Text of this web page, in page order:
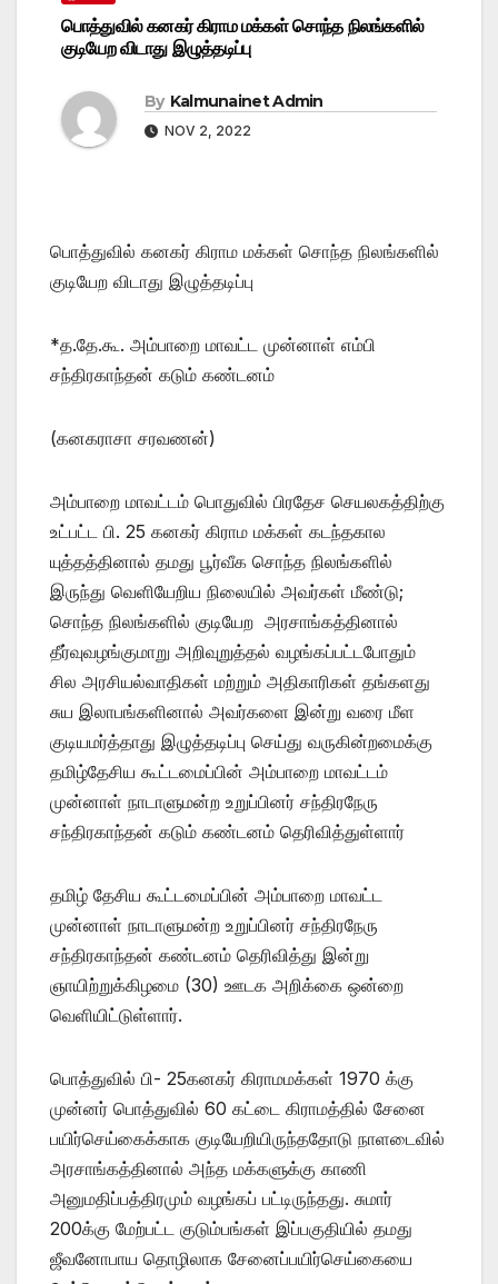
பொத்துவில் கனகர் கிராம மக்கள் சொந்த நிலங்களில்
குடியேற விடாது இழுத்தடிப்பு
By Kalmunainet Admin
NOV 2, 2022
பொத்துவில் கனகர் கிராம மக்கள் சொந்த நிலங்களில்
குடியேற விடாது இழுத்தடிப்பு
*த.தே.கூ. அம்பாறை மாவட்ட முன்னாள் எம்பி
சந்திரகாந்தன் கடும் கண்டனம்
(கனகராசா சரவணன்)
அம்பாறை மாவட்டம் பொதுவில் பிரதேச செயலகத்திற்கு
உட்பட்ட பி. 25 கனகர் கிராம மக்கள் கடந்தகால
யுத்தத்தினால் தமது பூர்வீக சொந்த நிலங்களில்
இருந்து வெளியேறிய நிலையில் அவர்கள் மீண்டு;
சொந்த நிலங்களில் குடியேற அரசாங்கத்தினால்
தீர்வுவழங்குமாறு அறிவுறுத்தல் வழங்கப்பட்டபோதும்
சில அரசியல்வாதிகள் மற்றும் அதிகாரிகள் தங்களது
சுய இலாபங்களினால் அவர்களை இன்று வரை மீள
குடியமர்த்தாது இழுத்தடிப்பு செய்து வருகின்றமைக்கு
தமிழ்தேசிய கூட்டமைப்பின் அம்பாறை மாவட்டம்
முன்னாள் நாடாளுமன்ற உறுப்பினர் சந்திரநேரு
சந்திரகாந்தன் கடும் கண்டனம் தெரிவித்துள்ளார்
தமிழ் தேசிய கூட்டமைப்பின் அம்பாறை மாவட்ட
முன்னாள் நாடாளுமன்ற உறுப்பினர் சந்திரநேரு
சந்திரகாந்தன் கண்டனம் தெரிவித்து இன்று
ஞாயிற்றுக்கிழமை (30) ஊடக அறிக்கை ஒன்றை
வெளியிட்டுள்ளார்.
பொத்துவில் பி- 25கனகர் கிராமமக்கள் 1970 க்கு
முன்னர் பொத்துவில் 60 கட்டை கிராமத்தில் சேனை
பயிர்செய்கைக்காக குடியேறியிருந்ததோடு நாளடைவில்
அரசாங்கத்தினால் அந்த மக்களுக்கு காணி
அனுமதிப்பத்திரமும் வழங்கப் பட்டிருந்தது. சுமார்
200க்கு மேற்பட்ட குடும்பங்கள் இப்பகுதியில் தமது
ஜீவனோபாய தொழிலாக சேனைப்பயிர்செய்கையை